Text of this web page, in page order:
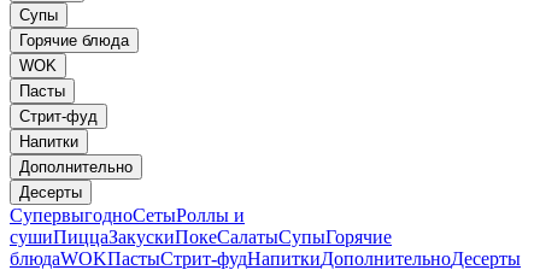
Супы
Горячие блюда
WOK
Пасты
Стрит-фуд
Напитки
Дополнительно
Десерты
СупервыгодноСетыРоллы и
сушиПиццаЗакускиПокеСалатыСупыГорячие
блюдаWOKПастыСтрит-фудНапиткиДополнительноДесерты